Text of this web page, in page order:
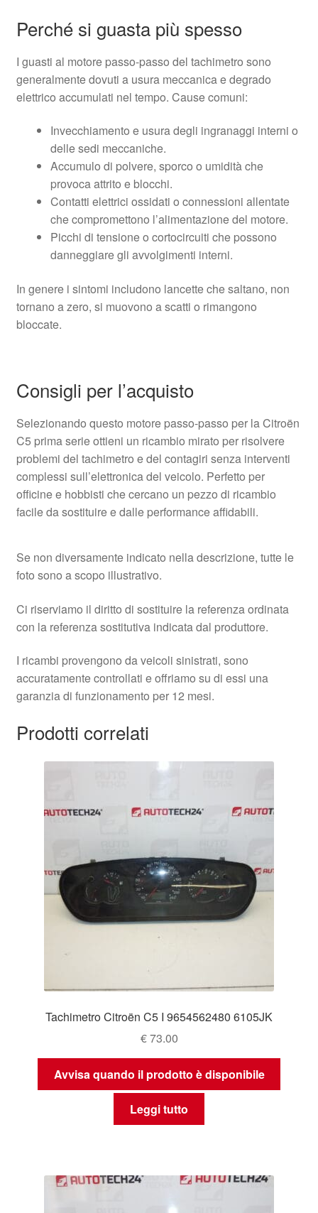
Perché si guasta più spesso
I guasti al motore passo-passo del tachimetro sono
generalmente dovuti a usura meccanica e degrado
elettrico accumulati nel tempo. Cause comuni:
Invecchiamento e usura degli ingranaggi interni o
delle sedi meccaniche.
Accumulo di polvere, sporco o umidità che
provoca attrito e blocchi.
Contatti elettrici ossidati o connessioni allentate
che compromettono l’alimentazione del motore.
Picchi di tensione o cortocircuiti che possono
danneggiare gli avvolgimenti interni.
In genere i sintomi includono lancette che saltano, non
tornano a zero, si muovono a scatti o rimangono
bloccate.
Consigli per l’acquisto
Selezionando questo motore passo-passo per la Citroën
C5 prima serie ottieni un ricambio mirato per risolvere
problemi del tachimetro e del contagiri senza interventi
complessi sull’elettronica del veicolo. Perfetto per
officine e hobbisti che cercano un pezzo di ricambio
facile da sostituire e dalle performance affidabili.
Se non diversamente indicato nella descrizione, tutte le
foto sono a scopo illustrativo.
Ci riserviamo il diritto di sostituire la referenza ordinata
con la referenza sostitutiva indicata dal produttore.
I ricambi provengono da veicoli sinistrati, sono
accuratamente controllati e offriamo su di essi una
garanzia di funzionamento per 12 mesi.
Prodotti correlati
Tachimetro Citroën C5 I 9654562480 6105JK
€73.00
Avvisa quando il prodotto è disponibile
Leggi tutto